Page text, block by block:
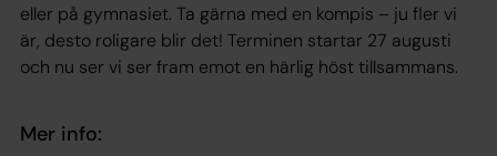
eller på gymnasiet. Ta gärna med en kompis – ju fler vi
är, desto roligare blir det! Terminen startar 27 augusti
och nu ser vi ser fram emot en härlig höst tillsammans.
Mer info: